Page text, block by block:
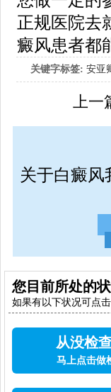
正规医院去
癜风患者都
关键字标签: 安亚
女生应该如何治
上一
关于白癜风
您目前所处的状
如果有以下状况可点击
从没检
马上点击做